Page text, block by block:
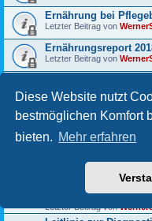
Diese Website nutzt
bestmöglichen Komfort
bieten. Mehr erfahren
Ernährung bei
Letzter Beitrag von
Ernährungsreport
Letzter Beitrag von
Eine kurze
Buchtipp
Letzter Beitrag von
Valsartan-haltige
Verunreinigung mit
Letzter Beitrag von
3
Wie das
Letzter Beitrag von